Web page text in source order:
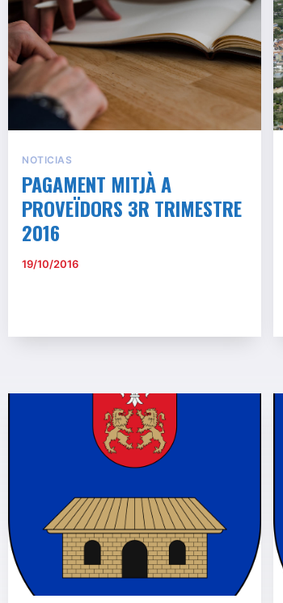
NOTICIAS
PAGAMENT MITJÀ A
PROVEÏDORS 3R TRIMESTRE
2016
19/10/2016